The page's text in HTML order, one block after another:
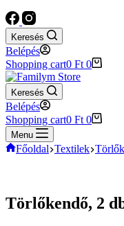
Keresés
Belépés
Shopping cart0 Ft 0
Keresés
Belépés
Shopping cart0 Ft 0
Menu
Főoldal Textilek
Törlőkendő, 2